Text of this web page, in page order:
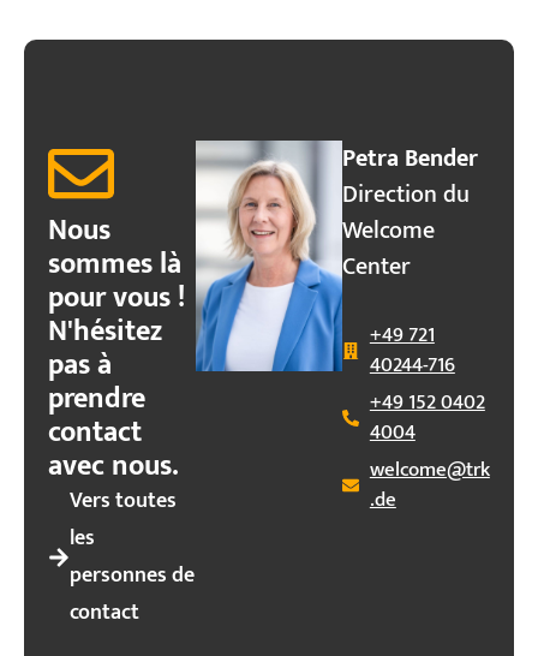
Nous
sommes là
pour vous !
N'hésitez
pas à
prendre
contact
avec nous.
Vers toutes
les
personnes de
contact
Petra Bender
Direction du
Welcome
Center
+49 721
40244-716
+49 152 0402
4004
welcome@trk
.de